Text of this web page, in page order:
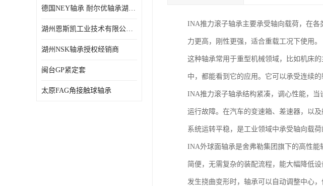
德国NEY轴承 耐尔优轴承湖州代理商
湖州恩斯凯工业技术有限公司NSK轴承*经销商
湖州NSK轴承授权经销商
闽台GP紧定套
太原FAG角接触球轴承
INA推力滚子轴承主要承受轴向载荷，在
力更高，刚性更强，适合重载工况下使用。
这种轴承常用于重型机械领域，比如机床
中，都能看到它的应用。它可以承受连续
INA推力滚子轴承结构紧凑，调心性能，
运行故障。在汽车的变速箱、差速器，以
系统运转平稳，是工业领域中承受轴向载荷
INA外球面轴承是舍弗勒集团旗下的高性
简便，无需复杂的装配流程，能大幅降低
发生挠曲变形时，轴承可以自动调整中心